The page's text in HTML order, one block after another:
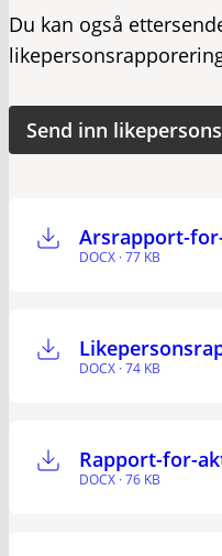
Du kan også
Send inn
Arsrapport-
DOCX · 77 KB
DOCX · 74 KB
DOCX · 76 KB